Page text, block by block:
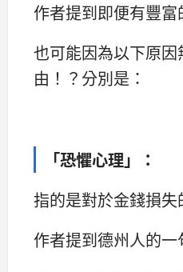
作者提到即便有豐富
也可能因為以下原因
由！？分別是：
「恐懼心理」 ：
指的是對於金錢損失
作者提到德州人的一